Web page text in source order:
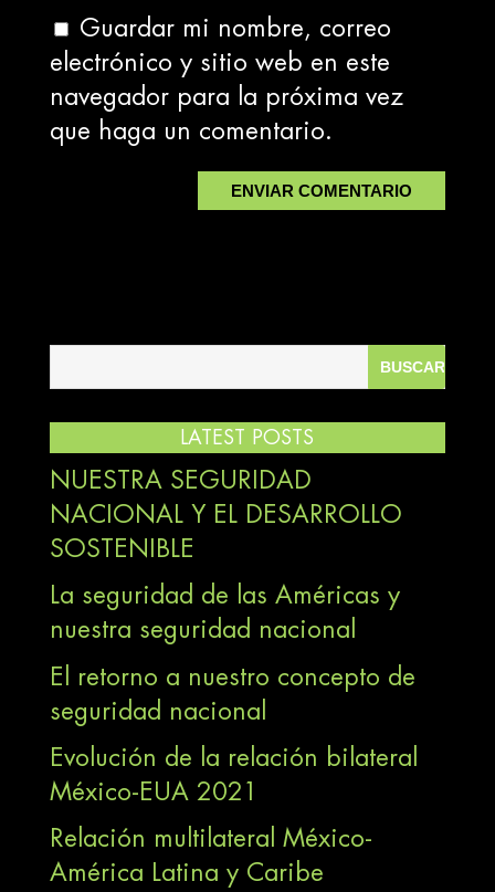
Guardar mi nombre, correo
electrónico y sitio web en este
navegador para la próxima vez
que haga un comentario.
LATEST POSTS
NUESTRA SEGURIDAD
NACIONAL Y EL DESARROLLO
SOSTENIBLE
La seguridad de las Américas y
nuestra seguridad nacional
El retorno a nuestro concepto de
seguridad nacional
Evolución de la relación bilateral
México-EUA 2021
Relación multilateral México-
América Latina y Caribe